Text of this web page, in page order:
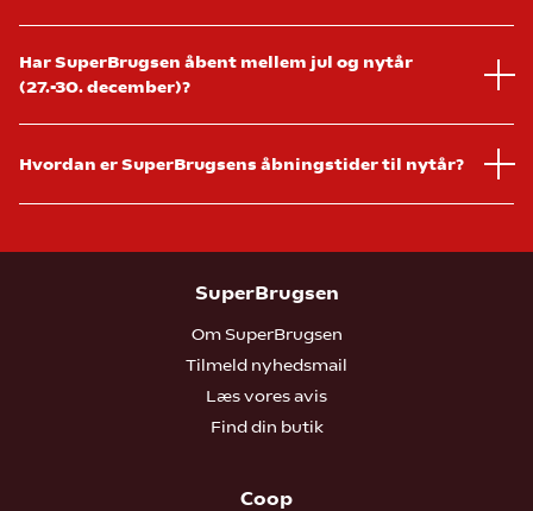
Har SuperBrugsen åbent mellem jul og nytår
(27.-30. december)?
Hvordan er SuperBrugsens åbningstider til nytår?
SuperBrugsen
Om SuperBrugsen
Tilmeld nyhedsmail
Læs vores avis
Find din butik
Coop